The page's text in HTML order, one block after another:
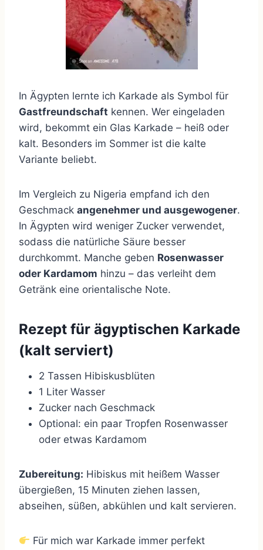
In Ägypten lernte ich Karkade als Symbol für
Gastfreundschaft kennen. Wer eingeladen
wird, bekommt ein Glas Karkade – heiß oder
kalt. Besonders im Sommer ist die kalte
Variante beliebt.
Im Vergleich zu Nigeria empfand ich den
Geschmack angenehmer und ausgewogener.
In Ägypten wird weniger Zucker verwendet,
sodass die natürliche Säure besser
durchkommt. Manche geben Rosenwasser
oder Kardamom hinzu – das verleiht dem
Getränk eine orientalische Note.
Rezept für ägyptischen Karkade
(kalt serviert)
2 Tassen Hibiskusblüten
1 Liter Wasser
Zucker nach Geschmack
Optional: ein paar Tropfen Rosenwasser
oder etwas Kardamom
Zubereitung: Hibiskus mit heißem Wasser
übergießen, 15 Minuten ziehen lassen,
abseihen, süßen, abkühlen und kalt servieren.
Für mich war Karkade immer perfekt